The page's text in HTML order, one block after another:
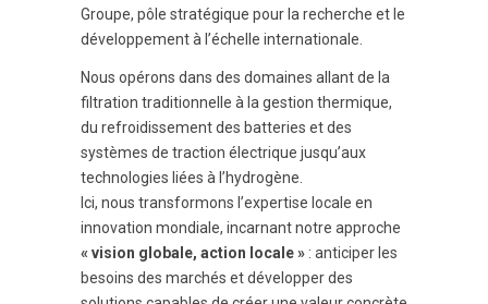
Groupe, pôle stratégique pour la recherche et le
développement à l’échelle internationale.
Nous opérons dans des domaines allant de la
filtration traditionnelle à la gestion thermique,
du refroidissement des batteries et des
systèmes de traction électrique jusqu’aux
technologies liées à l’hydrogène.
Ici, nous transformons l’expertise locale en
innovation mondiale, incarnant notre approche
« vision globale, action locale » : anticiper les
besoins des marchés et développer des